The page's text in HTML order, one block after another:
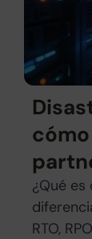
¿Qué
RTO,